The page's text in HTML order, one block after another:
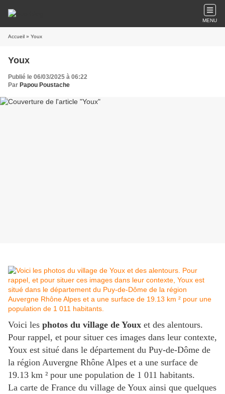
MENU
Accueil » Youx
Youx
Publié le 06/03/2025 à 06:22
Par Papou Poustache
Voici les photos du village de Youx et des alentours.
Pour rappel, et pour situer ces images dans leur contexte,
Youx est situé dans le département du Puy-de-Dôme de
la région Auvergne Rhône Alpes et a une surface de
19.13 km ² pour une population de 1 011 habitants.
La carte de France du village de Youx ainsi que quelques